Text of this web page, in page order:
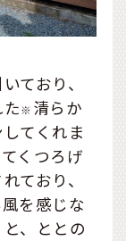
ており、
※ 清らか
てくれま
くつろげ
ており、
を感じな
、ととの